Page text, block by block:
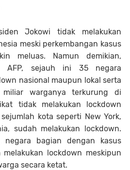
Jokowi tidak melakukan
meski perkembangan kasus
meluas. Namun demikian,
AFP, sejauh ini 35 negara
nasional maupun lokal serta
miliar warganya terkurung di
tidak melakukan lockdown
kota seperti New York,
sudah melakukan lockdown.
negara bagian dengan kasus
lockdown meskipun
secara ketat.